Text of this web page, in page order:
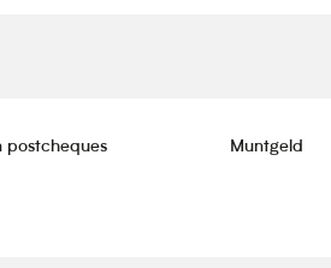
postcheques Muntgeld